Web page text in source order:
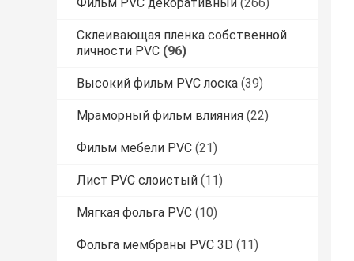
Склеивающая пленка собственной
личности PVC (96)
Высокий фильм PVC лоска (39)
Мраморный фильм влияния (22)
Фильм мебели PVC (21)
Лист PVC слоистый (11)
Мягкая фольга PVC (10)
Фольга мембраны PVC 3D (11)